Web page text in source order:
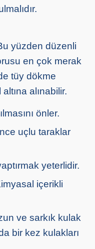
yüzden düzenli
en çok merak
tüy dökme
alınabilir.
önler.
uçlu taraklar
yeterlidir.
içerikli
ve sarkık kulak
bir kez kulakları